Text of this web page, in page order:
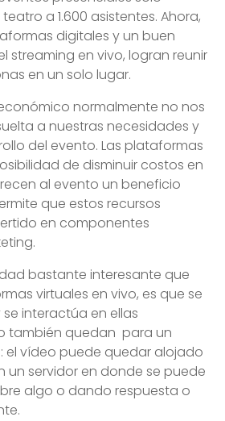
a 1.600 asistentes. Ahora,
digitales y un buen
streaming en vivo, logran reunir
en un solo lugar.
normalmente no nos
a nuestras necesidades y
del evento. Las plataformas
de disminuir costos en
al evento un beneficio
que estos recursos
en componentes
bastante interesante que
virtuales en vivo, es que se
interactúa en ellas
también quedan para un
el vídeo puede quedar alojado
un servidor en donde se puede
algo o dando respuesta o